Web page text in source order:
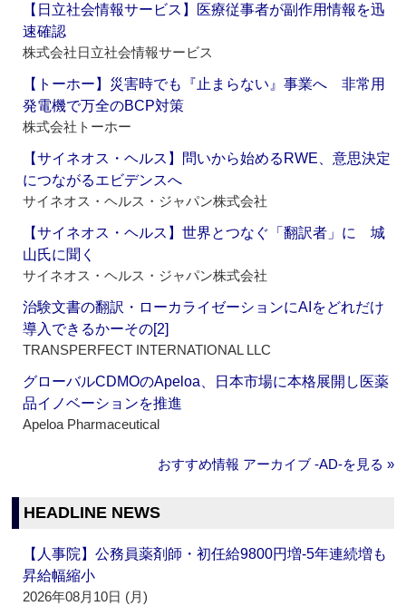
【日立社会情報サービス】医療従事者が副作用情報を迅
速確認
株式会社日立社会情報サービス
【トーホー】災害時でも『止まらない』事業へ 非常用
発電機で万全のBCP対策
株式会社トーホー
【サイネオス・ヘルス】問いから始めるRWE、意思決定
につながるエビデンスへ
サイネオス・ヘルス・ジャパン株式会社
【サイネオス・ヘルス】世界とつなぐ「翻訳者」に 城
山氏に聞く
サイネオス・ヘルス・ジャパン株式会社
治験文書の翻訳・ローカライゼーションにAIをどれだけ
導入できるかーその[2]
TRANSPERFECT INTERNATIONAL LLC
グローバルCDMOのApeloa、日本市場に本格展開し医薬
品イノベーションを推進
Apeloa Pharmaceutical
おすすめ情報 アーカイブ ‐AD‐を見る »
HEADLINE NEWS
【人事院】公務員薬剤師・初任給9800円増‐5年連続増も
昇給幅縮小
2026年08月10日 (月)